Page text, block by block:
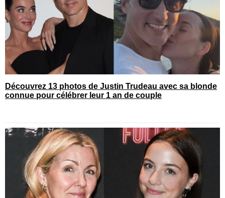
Découvrez 13 photos de Justin Trudeau avec sa blonde
connue pour célébrer leur 1 an de couple